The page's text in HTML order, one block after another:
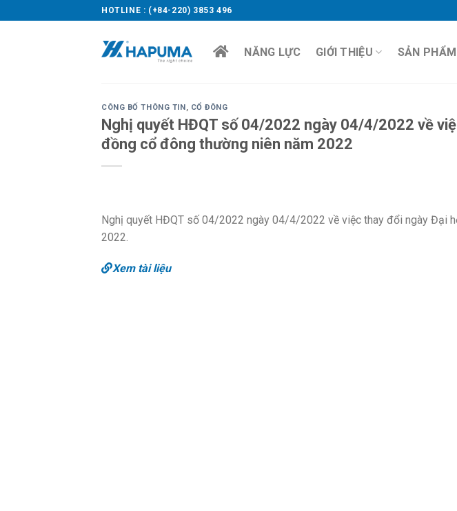
to
HOTLINE : (+84-220) 3853 496
NĂNG LỰC GIỚI THIỆU SẢN PHẨM
CÔNG BỐ THÔNG TIN, CỔ ĐÔNG
Nghị quyết HĐQT số 04/2022 ngày 04/4/2022 về
đồng cổ đông thường niên năm 2022
Nghị quyết HĐQT số 04/2022 ngày 04/4/2022 về việc thay đổi ngày Đại
2022.
Xem tài liệu